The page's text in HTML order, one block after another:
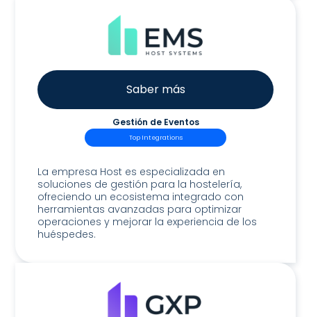
Saber más
Gestión de Eventos
Top Integrations
La empresa Host es especializada en
soluciones de gestión para la hostelería,
ofreciendo un ecosistema integrado con
herramientas avanzadas para optimizar
operaciones y mejorar la experiencia de los
huéspedes.